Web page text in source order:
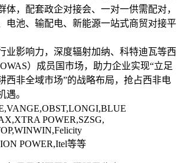
体，配套政企对接会、一对一供需配对，
电池、输配电、新能源一站式商贸对接平
业影响力，深度辐射加纳、科特迪瓦等西
）成员国市场，助力企业实现“立足
西非全域市场”的战略布局，抢占西非电
遇。
POWER,SZSG,
POWER,Itel等等